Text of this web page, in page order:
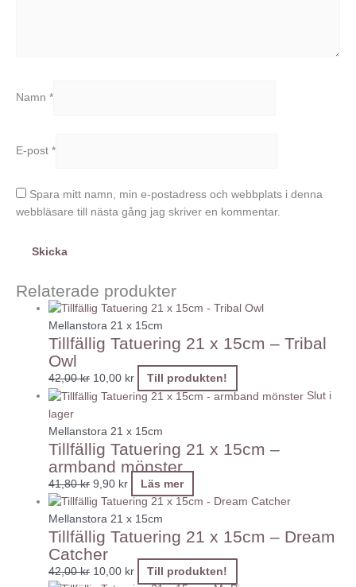
Namn *
E-post *
Spara mitt namn, min e-postadress och webbplats i denna
webbläsare till nästa gång jag skriver en kommentar.
Relaterade produkter
Mellanstora 21 x 15cm
Tillfällig Tatuering 21 x 15cm – Tribal
Owl
42,00kr 10,00 kr Till produkten!
Slut i
lager
Mellanstora 21 x 15cm
Tillfällig Tatuering 21 x 15cm –
armband mönster
41,80kr 9,90 kr Läs mer
Mellanstora 21 x 15cm
Tillfällig Tatuering 21 x 15cm – Dream
Catcher
42,00kr 10,00 kr Till produkten!